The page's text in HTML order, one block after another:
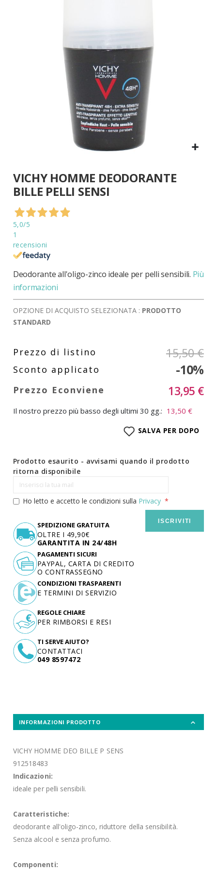
all'inizio
della
galleria
immagini
VICHY HOMME DEODORANTE
BILLE PELLI SENSI
5,0/5
1
recensioni
Deodorante all'oligo-zinco ideale per pelli sensibili. Più
informazioni
OPZIONE DI ACQUISTO SELEZIONATA : PRODOTTO
STANDARD
15,50 €
-10%
13,95 €
Il nostro prezzo più basso degli ultimi 30 gg.: 13,50 €
SALVA PER DOPO
Prodotto esaurito - avvisami quando il prodotto
ritorna disponibile
Ho letto e accetto le condizioni sulla Privacy
ISCRIVITI
SPEDIZIONE GRATUITA
OLTRE I 49,90€
GARANTITA IN 24/48H
TI SERVE AIUTO?
CONTATTACI
049 8597472
PAGAMENTI SICURI
PAYPAL, CARTA DI CREDITO
O CONTRASSEGNO
CONDIZIONI TRASPARENTI
E TERMINI DI SERVIZIO
REGOLE CHIARE
PER RIMBORSI E RESI
INFORMAZIONI PRODOTTO
VICHY HOMME DEO BILLE P SENS
912518483
Indicazioni:
ideale per pelli sensibili.
Caratteristiche:
deodorante all'oligo-zinco, riduttore della sensibilità.
Senza alcool e senza profumo.
Componenti: